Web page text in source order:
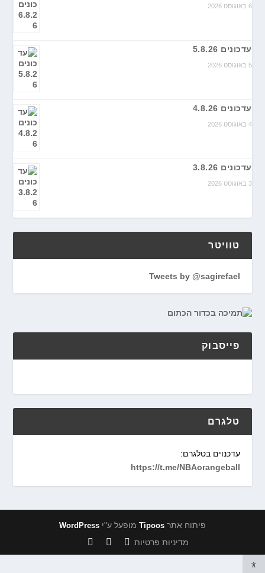
6 באוגוסט 2026
עדכונים 5.8.26
5 באוגוסט 2026
עדכונים 4.8.26
4 באוגוסט 2026
עדכונים 3.8.26
3 באוגוסט 2026
טוויטר
Tweets by @sagirefael
פייסבוק
טלגרם
עדכנוים בטלגרם:
https://t.me/NBAorangeball
פיתוח אתר Tipoos מופעל ע"י WordPress
מדיניות פרטיות